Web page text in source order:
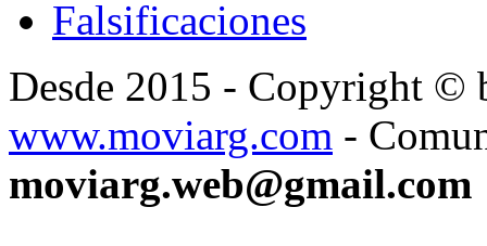
Falsificaciones
Desde 2015 - Copyright ©
www.moviarg.com -
moviarg.web@gmail.com